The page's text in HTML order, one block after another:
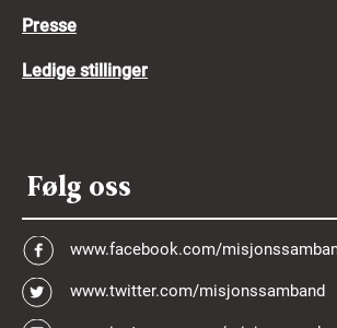
Presse
Ledige stillinger
Følg oss
www.facebook.com/
www.twitter.com/misjonssamband